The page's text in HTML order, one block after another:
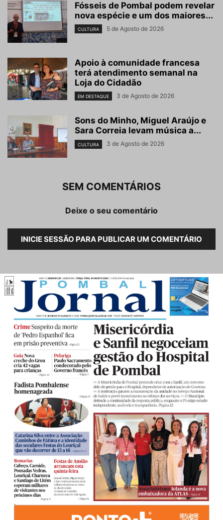
Fósseis de Pombal podem revelar
nova espécie e um dos maiores...
CULTURA 5 de Agosto de 2026
Apoio à comunidade francesa
terá atendimento semanal na
Loja do Cidadão
EM DESTAQUE 3 de Agosto de 2026
Sons do Minho, Miguel Araújo e
Sara Correia levam música a...
CULTURA 3 de Agosto de 2026
SEM COMENTÁRIOS
Deixe o seu comentário
INICIE SESSÃO PARA PUBLICAR UM COMENTÁRIO